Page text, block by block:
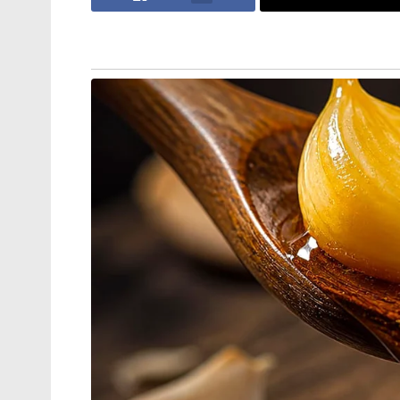
ഒഴിവാക്കാൻ തീരുമാനം, പണം ബാങ്ക്
അക്കൗണ്ടിലേക്ക് മാത്രം!
കൈത്തറി ഇട്ട് റെഡിയാകൂ’; Gz
ട്രെൻഡുമായി മോദി! ഇൻസ്റ്റഗ്രാമിൽ
വൻ തരംഗമായി പ്രധാനമന്ത്രിയുടെ
‘GRWM’ വീഡിയോ
വിവാഹബന്ധം വേർപ്പെടുത്തി പിരിഞ്ഞിരുന്നു.
Kozhikode